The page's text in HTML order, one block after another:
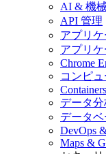
AI & 機
API 管理
アプリ
アプリ
Chrome
コンピ
データ分
データベ
DevOps
Maps &